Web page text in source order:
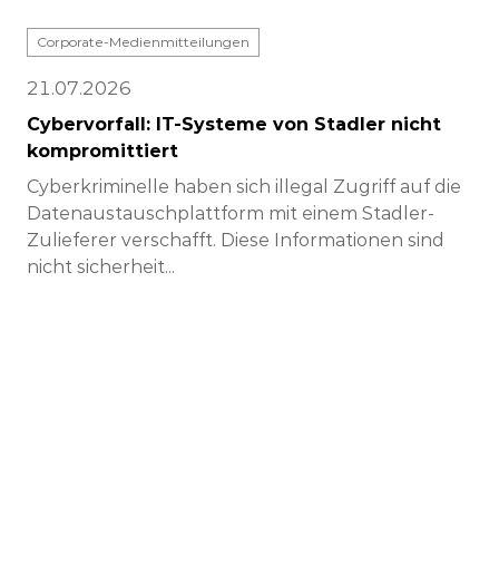
Corporate-Medienmitteilungen
21.07.2026
Cybervorfall: IT-Systeme von Stadler nicht
kompromittiert
Cyberkriminelle haben sich illegal Zugriff auf die
Datenaustauschplattform mit einem Stadler-
Zulieferer verschafft. Diese Informationen sind
nicht sicherheit...